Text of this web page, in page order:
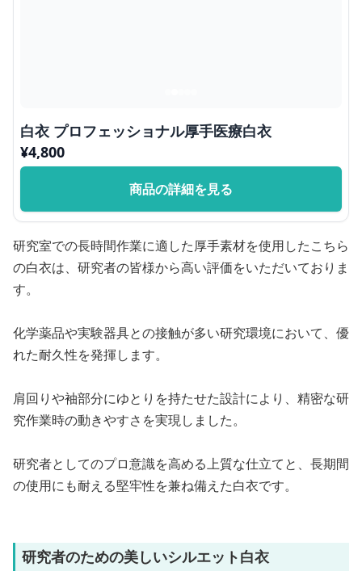
白衣 プロフェッショナル厚手医療白衣
¥4,800
商品の詳細を見る
研究室での長時間作業に適した厚手素材を使用したこちら
の白衣は、研究者の皆様から高い評価をいただいておりま
す。
化学薬品や実験器具との接触が多い研究環境において、優
れた耐久性を発揮します。
肩回りや袖部分にゆとりを持たせた設計により、精密な研
究作業時の動きやすさを実現しました。
研究者としてのプロ意識を高める上質な仕立てと、長期間
の使用にも耐える堅牢性を兼ね備えた白衣です。
研究者のための美しいシルエット白衣